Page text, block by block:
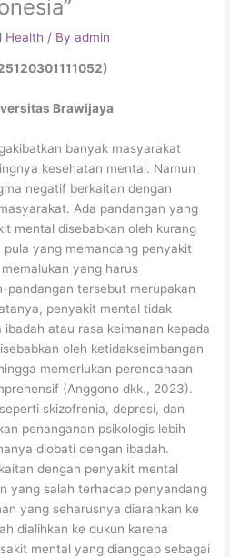
Health / Byadmin
Brawijaya
banyak masyarakat
kesehatan mental. Namun
negatif berkaitan dengan
Ada pandangan yang
mental disebabkan oleh kurang
yang memandang penyakit
yang harus
pandangan tersebut merupakan
penyakit mental tidak
atau rasa keimanan kepada
oleh ketidakseimbangan
memerlukan perencanaan
(Anggono dkk., 2023).
skizofrenia, depresi, dan
penanganan psikologis lebih
diobati dengan ibadah.
dengan penyakit mental
yang salah terhadap penyandang
yang seharusnya diarahkan ke
dialihkan ke dukun karena
mental yang dianggap sebagai